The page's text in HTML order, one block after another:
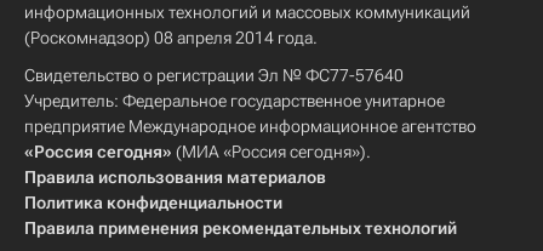
информационных технологий и массовых коммуникаций
(Роскомнадзор) 08 апреля 2014 года.
Свидетельство о регистрации Эл № ФС77-57640
Учредитель: Федеральное государственное унитарное
предприятие Международное информационное агентство
«Россия сегодня» (МИА «Россия сегодня»).
Правила использования материалов
Политика конфиденциальности
Правила применения рекомендательных технологий